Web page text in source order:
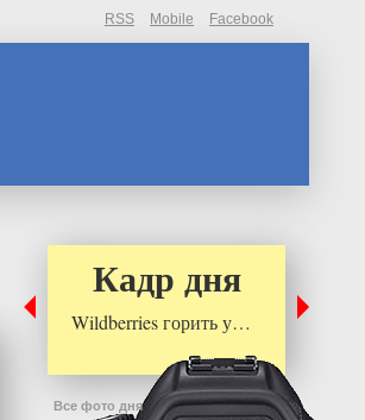
RSS Mobile Facebook
Кадр дня
Wildberries горить у…
Все фото дня